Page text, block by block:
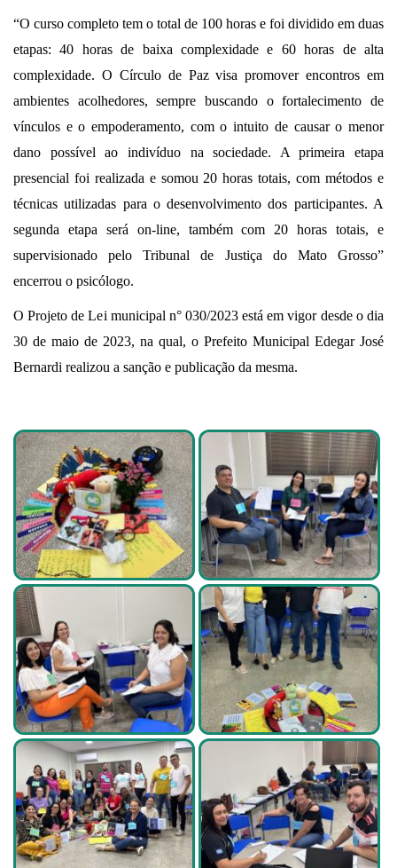
“O curso completo tem o total de 100 horas e foi dividido em duas
etapas: 40 horas de baixa complexidade e 60 horas de alta
complexidade. O Círculo de Paz visa promover encontros em
ambientes acolhedores, sempre buscando o fortalecimento de
vínculos e o empoderamento, com o intuito de causar o menor
dano possível ao indivíduo na sociedade. A primeira etapa
presencial foi realizada e somou 20 horas totais, com métodos e
técnicas utilizadas para o desenvolvimento dos participantes. A
segunda etapa será on-line, também com 20 horas totais, e
supervisionado pelo Tribunal de Justiça do Mato Grosso”
encerrou o psicólogo.
O Projeto de Lei municipal n° 030/2023 está em vigor desde o dia
30 de maio de 2023, na qual, o Prefeito Municipal Edegar José
Bernardi realizou a sanção e publicação da mesma.